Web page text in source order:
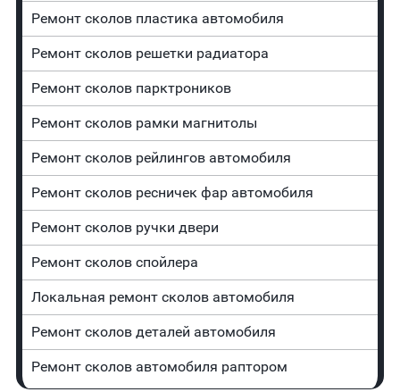
Ремонт сколов пластика автомобиля
Ремонт сколов решетки радиатора
Ремонт сколов парктроников
Ремонт сколов рамки магнитолы
Ремонт сколов рейлингов автомобиля
Ремонт сколов ресничек фар автомобиля
Ремонт сколов ручки двери
Ремонт сколов спойлера
Локальная ремонт сколов автомобиля
Ремонт сколов деталей автомобиля
Ремонт сколов автомобиля раптором